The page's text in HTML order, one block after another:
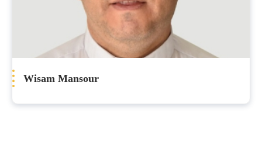
Wisam Mansour